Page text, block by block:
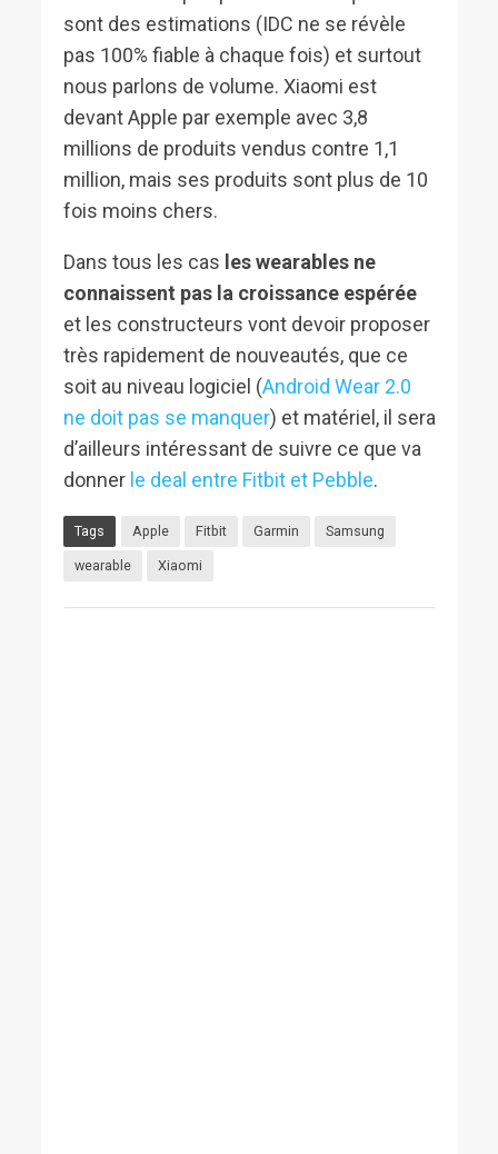
sont des estimations (IDC ne se révèle
pas 100% fiable à chaque fois) et surtout
nous parlons de volume. Xiaomi est
devant Apple par exemple avec 3,8
millions de produits vendus contre 1,1
million, mais ses produits sont plus de 10
fois moins chers.
Dans tous les cas les wearables ne
connaissent pas la croissance espérée
et les constructeurs vont devoir proposer
très rapidement de nouveautés, que ce
soit au niveau logiciel (Android Wear 2.0
ne doit pas se manquer) et matériel, il sera
d’ailleurs intéressant de suivre ce que va
donner le deal entre Fitbit et Pebble.
Tags Apple Fitbit Garmin Samsung
wearable Xiaomi